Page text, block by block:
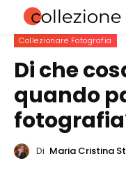
Collezionare Fotografia
Di che
quando
Di Maria Cristina